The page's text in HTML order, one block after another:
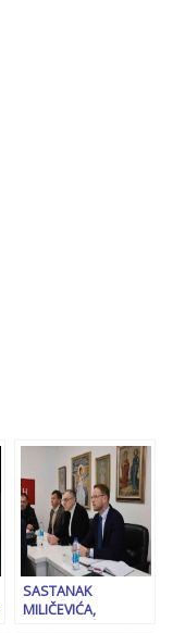
SASTANAK
MILIČEVIĆA,